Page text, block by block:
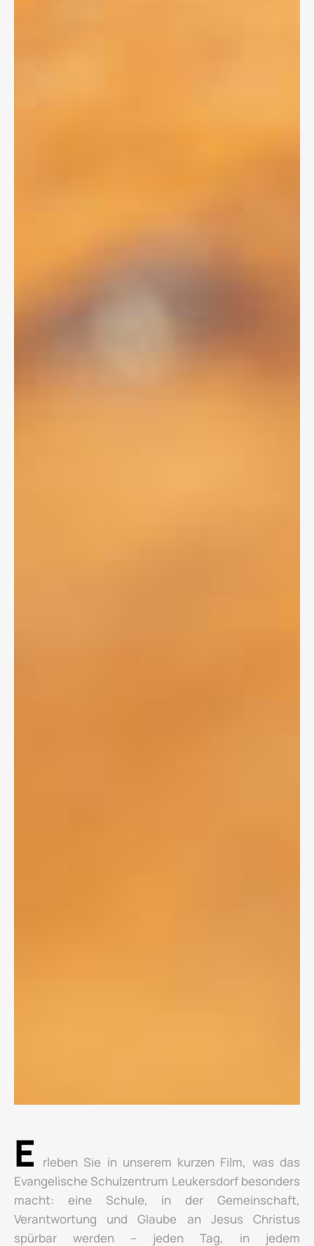
E
rleben Sie in unserem kurzen Film, was das
Evangelische Schulzentrum Leukersdorf besonders
macht: eine Schule, in der Gemeinschaft,
Verantwortung und Glaube an Jesus Christus
spürbar werden – jeden Tag, in jedem